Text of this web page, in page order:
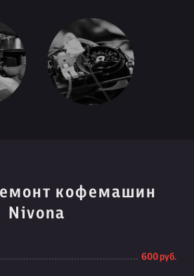
кофемашин
Nivona
600 руб.